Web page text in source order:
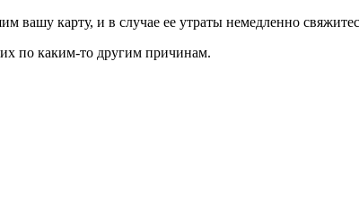
вашу карту, и в случае ее утраты немедленно
по каким-то другим причинам.